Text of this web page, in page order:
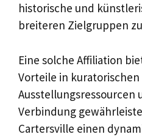
historische und
breiteren Zielgruppen
Eine solche Affiliation
Vorteile in
Ausstellungsressourcen
Verbindung
Cartersville einen